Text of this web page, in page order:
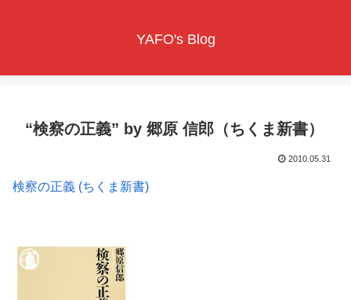
YAFO's Blog
“検察の正義” by 郷原 信郎（ちくま新書）
2010.05.31
検察の正義 (ちくま新書)